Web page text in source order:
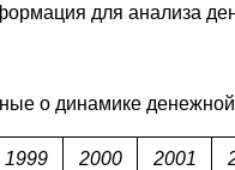
для анализа
о динамике
1999 2000 2001